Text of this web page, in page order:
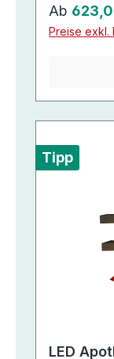
Regulärer
Ab
Preise exkl.
Tipp
LED